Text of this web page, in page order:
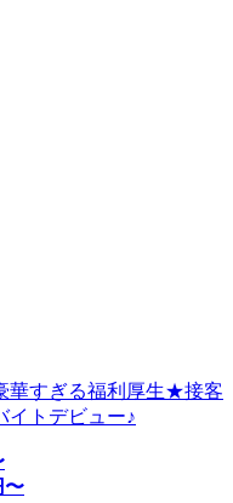
華すぎる福利厚生★接客
イトデビュー♪
〜